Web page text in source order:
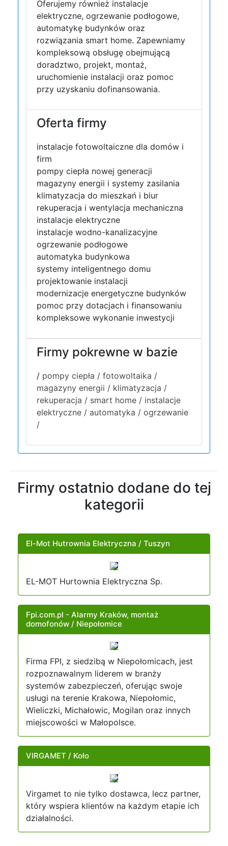
Oferujemy również instalacje
elektryczne, ogrzewanie podłogowe,
automatykę budynków oraz
rozwiązania smart home. Zapewniamy
kompleksową obsługę obejmującą
doradztwo, projekt, montaż,
uruchomienie instalacji oraz pomoc
przy uzyskaniu dofinansowania.
Oferta firmy
instalacje fotowoltaiczne dla domów i
firm
pompy ciepła nowej generacji
magazyny energii i systemy zasilania
klimatyzacja do mieszkań i biur
rekuperacja i wentylacja mechaniczna
instalacje elektryczne
instalacje wodno-kanalizacyjne
ogrzewanie podłogowe
automatyka budynkowa
systemy inteligentnego domu
projektowanie instalacji
modernizacje energetyczne budynków
pomoc przy dotacjach i finansowaniu
kompleksowe wykonanie inwestycji
Firmy pokrewne w bazie
/ pompy ciepła / fotowoltaika /
magazyny energii / klimatyzacja /
rekuperacja / smart home / instalacje
elektryczne / automatyka / ogrzewanie
/
Firmy ostatnio dodane do tej
kategorii
El-Mot Hutrownia Elektryczna / Tuszyn
EL-MOT Hurtownia Elektryczna Sp.
Fpi.com.pl - Alarmy Kraków, montaż
domofonów / Niepołomice
Firma FPI, z siedzibą w Niepołomicach, jest
rozpoznawalnym liderem w branży
systemów zabezpieczeń, oferując swoje
usługi na terenie Krakowa, Niepołomic,
Wieliczki, Michałowic, Mogilan oraz innych
miejscowości w Małopolsce.
VIRGAMET / Koło
Virgamet to nie tylko dostawca, lecz partner,
który wspiera klientów na każdym etapie ich
działalności.